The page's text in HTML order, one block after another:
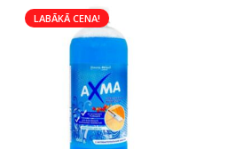
LABĀKĀ CENA!